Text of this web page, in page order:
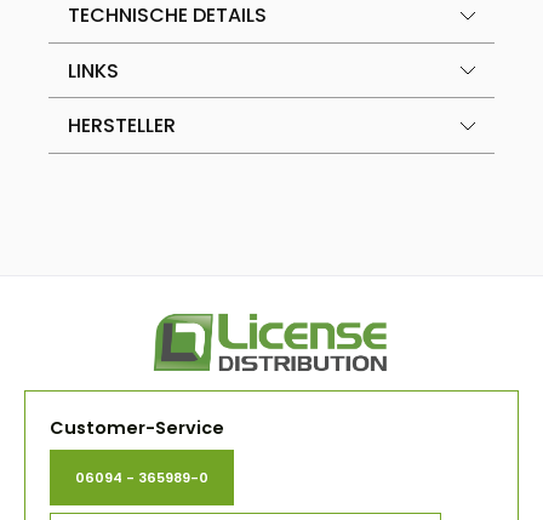
TECHNISCHE DETAILS
LINKS
HERSTELLER
Customer-Service
06094 - 365989-0